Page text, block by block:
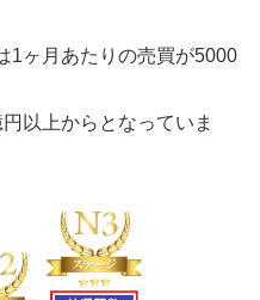
1ヶ月あたりの売買が5000
以上からとなっていま